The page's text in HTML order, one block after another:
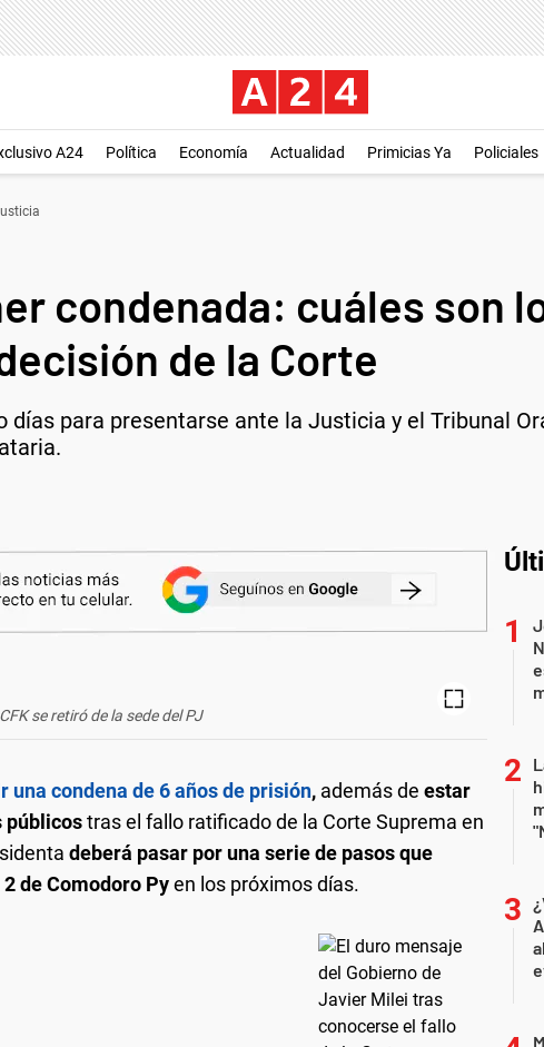
A24 Política Economía Actualidad Primicias Ya Policiales
condenada: cuáles son
de la Corte
días para presentarse ante la Justicia y el Tribunal
CFK se retiró de la sede del PJ
condena de 6 años de prisión, además de estar
públicostras el fallo ratificado de la Corte Suprema en
deberá pasar por una serie de pasos que
de Comodoro Pyen los próximos días.